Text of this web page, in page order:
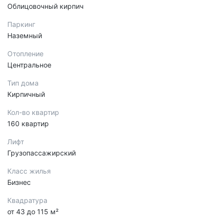
Облицовочный кирпич
Паркинг
Наземный
Отопление
Центральное
Тип дома
Кирпичный
Кол-во квартир
160 квартир
Лифт
Грузопассажирский
Класс жилья
Бизнес
Квадратура
от 43 до 115 м²